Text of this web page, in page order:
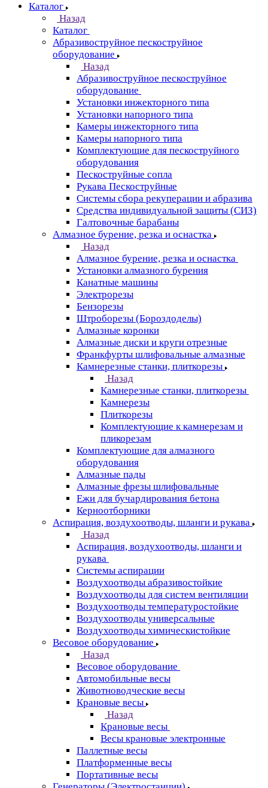
Каталог
Назад
Каталог
Абразивоструйное пескоструйное
оборудование
Назад
Абразивоструйное пескоструйное
оборудование
Установки инжекторного типа
Установки напорного типа
Камеры инжекторного типа
Камеры напорного типа
Комплектующие для пескоструйного
оборудования
Пескоструйные сопла
Рукава Пескоструйные
Системы сбора рекуперации и абразива
Средства индивидуальной защиты (СИЗ)
Галтовочные барабаны
Алмазное бурение, резка и оснастка
Назад
Алмазное бурение, резка и оснастка
Установки алмазного бурения
Канатные машины
Электрорезы
Бензорезы
Штроборезы (Бороздоделы)
Алмазные коронки
Алмазные диски и круги отрезные
Франкфурты шлифовальные алмазные
Камнерезные станки, плиткорезы
Назад
Камнерезные станки, плиткорезы
Камнерезы
Плиткорезы
Комплектующие к камнерезам и
пликорезам
Комплектующие для алмазного
оборудования
Алмазные пады
Алмазные фрезы шлифовальные
Ежи для бучардирования бетона
Керноотборники
Аспирация, воздухоотводы, шланги и рукава
Назад
Аспирация, воздухоотводы, шланги и
рукава
Системы аспирации
Воздухоотводы абразивостойкие
Воздухоотводы для систем вентиляции
Воздухоотводы температуростойкие
Воздухоотводы универсальные
Воздухоотводы химическистойкие
Весовое оборудование
Назад
Весовое оборудование
Автомобильные весы
Животноводческие весы
Крановые весы
Назад
Крановые весы
Весы крановые электронные
Паллетные весы
Платформенные весы
Портативные весы